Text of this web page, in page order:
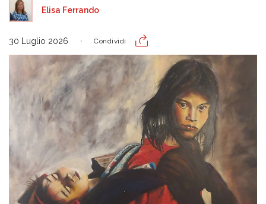
Elisa Ferrando
30 Luglio 2026 Condividi